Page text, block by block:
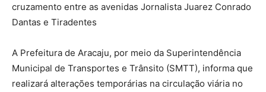
cruzamento entre as avenidas Jornalista Juarez Conrado
Dantas e Tiradentes
A Prefeitura de Aracaju, por meio da Superintendência
Municipal de Transportes e Trânsito (SMTT), informa que
realizará alterações temporárias na circulação viária no